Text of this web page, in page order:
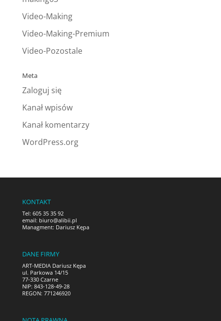
Video-Making
Video-Making-Premium
Video-Pozostale
Meta
Zaloguj się
Kanał wpisów
Kanał komentarzy
WordPress.org
KONTAKT
Tel: 605 35 35 92
email: biuro@alibii.pl
Managment: Dariusz Kępa
DANE FIRMY
ART-MEDIA Dariusz Kępa
ul. Parkowa 14/15
77-330 Czarne
NIP: 843-128-49-28
REGON: 771246920